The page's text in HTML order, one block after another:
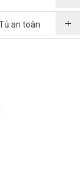
an toàn